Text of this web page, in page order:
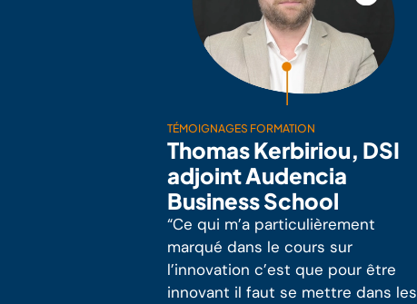
TÉMOIGNAGES FORMATION
Thomas Kerbiriou, DSI
adjoint Audencia
Business School
“Ce qui m’a particulièrement
marqué dans le cours sur
l’innovation c’est que pour être
innovant il faut se mettre dans les